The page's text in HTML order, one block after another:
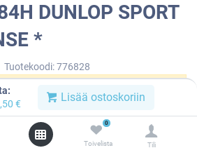
€ Lisää ostoskoriin
0
Toivelista Tili
DUNLOP SPORT
*
Tuotekoodi:776828
kelvollista yhdistelmää.